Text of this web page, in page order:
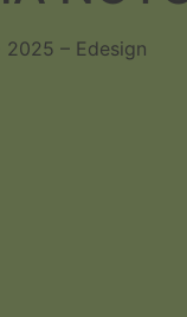
– Edesign